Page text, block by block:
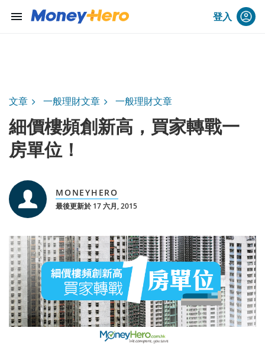
menu 登入
文章 一般理財文章 一般理財文章
細價樓頻創新高，買家轉戰一
房單位！
MONEYHERO
最後更新於 17 六月, 2015